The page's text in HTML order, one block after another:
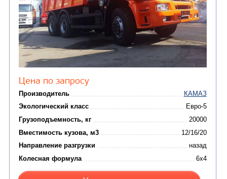
Цена по запросу
Производитель
Экологический класс
Грузоподъемность, кг
Вместимость кузова, м3
Направление разгрузки
Колесная формула